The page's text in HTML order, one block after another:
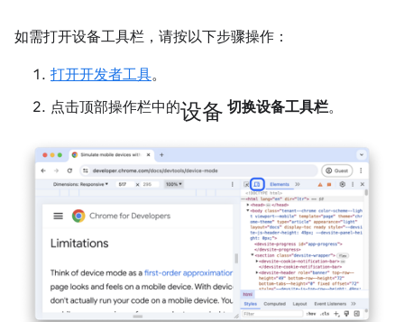
如需打开设备工具栏，请按以下步骤操作：
打开开发者工具。
点击顶部操作栏中的设备 切换设备工具栏。